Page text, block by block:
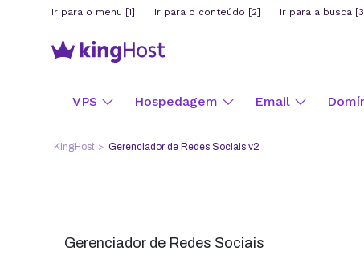
Ir para o menu [1] Ir para o conteúdo [2] Ir para a busca
VPS Hospedagem Email
KingHost Gerenciador de Redes Sociais v2
Gerenciador de Redes Sociais